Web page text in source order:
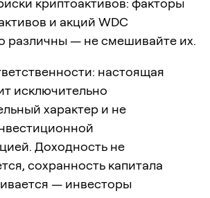
криптоактивов: факторы
и акций WDC
различны — не смешивайте их.
настоящая
исключительно
характер и не
Доходность не
сохранность капитала
— инвесторы